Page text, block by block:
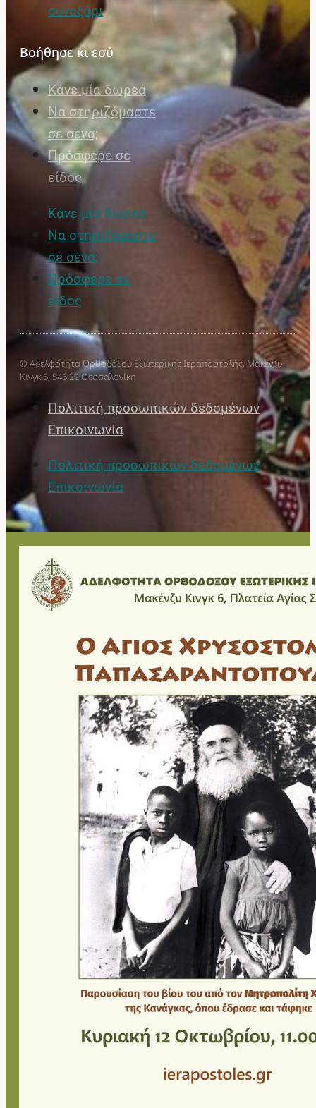
συναξάρι
Βοήθησε κι εσύ
Κάνε μία δωρεά
Να στηριζόμαστε
σε σένα;
Πρόσφερε σε
είδος
Κάνε μία δωρεά
Να στηριζόμαστε
σε σένα;
Πρόσφερε σε
είδος
© Αδελφότητα Ορθοδόξου Εξωτερικής Ιεραποστολής, Μακένζυ
Κινγκ 6, 546 22 Θεσσαλονίκη
Πολιτική προσωπικών δεδομένων
Επικοινωνία
Πολιτική προσωπικών δεδομένων
Επικοινωνία